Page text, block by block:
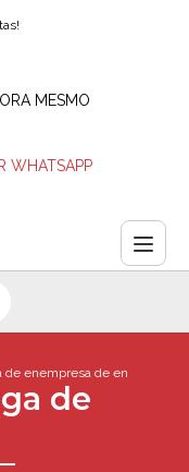
MESMO
WHATSAPP
entrega rio de janeiro
empresa de entrega de
de